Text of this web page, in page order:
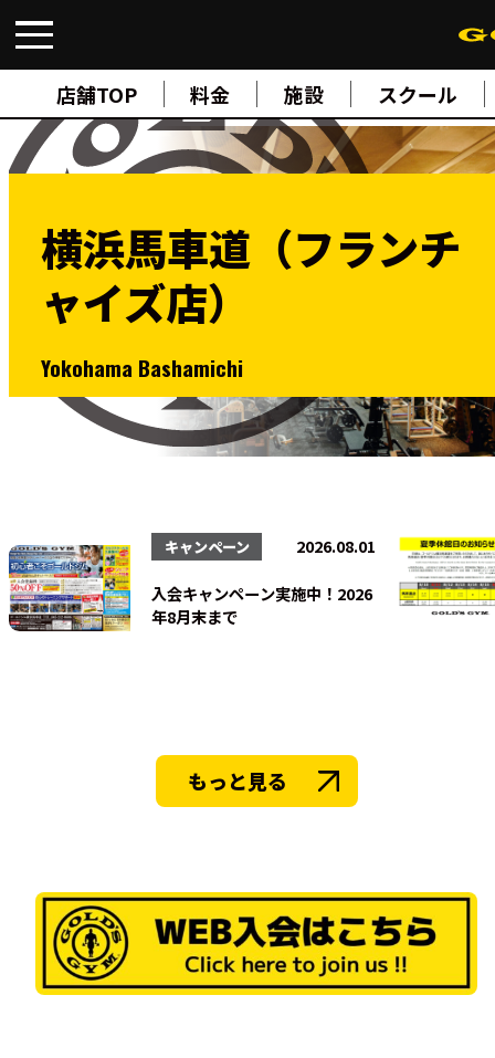
店舗TOP 料金 施設 スクール
FIND A GYM 店舗検索
ABOUT ゴールドジムについて
SUPPORTトレーニングサポート
SCHOOLスクール
STUDIOスタジオ
JOINご入会について
NEWSニュース
SHOPオンラインストア
横浜馬車道（フランチ
ャイズ店）
Yokohama Bashamichi
キャンペーン 2026.08.01
入会キャンペーン実施中！2026
年8月末まで
もっと見る